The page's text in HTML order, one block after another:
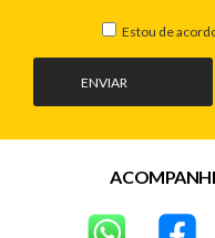
ENVIAR
Estou de